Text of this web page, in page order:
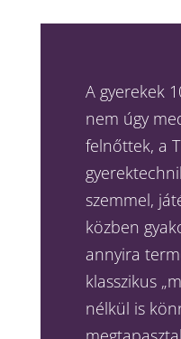
A gyerekek
nem úgy
felnőttek, a
szemmel,
közben
annyira
klasszikus
nélkül is